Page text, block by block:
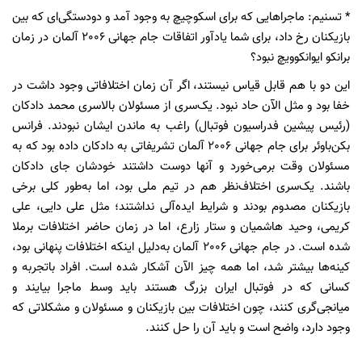
* تسنیم: ماجراهایی که برای اسکوچیچ به وجود آمد و دودستگی‌ای که بین
بازیکنان رخ داد، برای شما یادآور اتفاقات جام جهانی 2006 آلمان در زمان
برانکو ایوانکوویچ نبود؟
این دو با هم قابل قیاس نیستند، اگر آن زمان اختلافاتی وجود داشت در
خفا بود و مثل الآن حاد نبود. یک‌سری از مسئولان بالاسری محمد دادکان
(رئیس پیشین فدراسیون فوتبال) راغب به ماندن ایشان نبودند. فرانس
بکن‌باوئر برای جام جهانی 2006 آلمان تشریفاتی به دادکان داده بود که به
مسئولان وقت برمی‌خورد و آنها دوست داشتند خودشان جای دادکان
باشند. یک‌سری اختلاف‌نظر هم در تیم ملی بود، اما به‌طور کلی برخی
بازیکنان مصدوم بودند و شرایط ایده‌آلی نداشتند؛ مثل علی دایی، علی
کریمی، وحید هاشمیان و ستار زارع، اما در زمان حاضر اختلافات برملا
شده است. در جام جهانی 2006 آلمان به‌دلیل اینکه اختلافات پنهانی بود،
کینه‌ها بیشتر شد، اما همه چیز الآن آشکار شده است. افراد باتجربه و
کسانی که در فوتبال ایران بزرگ هستند باید وسط ماجرا بیایند و
میانجی‌گری کنند، چون اختلافات بین بازیکنان و مسئولان و مشکلاتی که
وجود دارد، واضح است و باید آن را حل کنند.